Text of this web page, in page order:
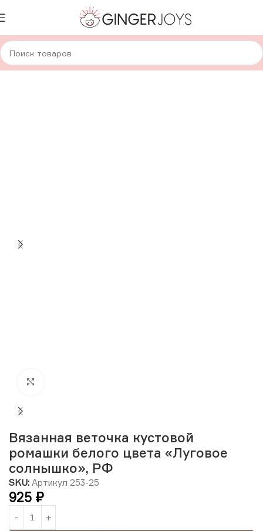
Главная Для дома и уюта Вязанные цветы
Вязанная веточка кустовой
ромашки белого цвета «Луговое
солнышко», РФ
SKU: Артикул 253-25
925 ₽